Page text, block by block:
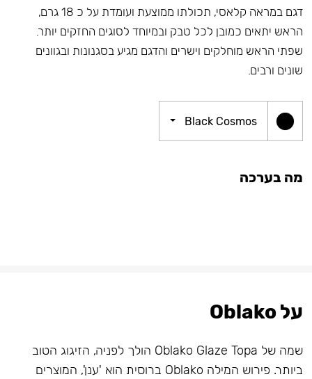
דגם במראה קלאסי, תכולתו ממוצעת ועומדת על כ 18 גרם,
הראש יתאים כמובן לכל טבק ובמיוחד לסוגים החזקים יותר.
שפתי הראש מוחלקים וישרים והדגם מגיע בסגנונות ובגוונים
שונים ורבים.
Black Cosmos
מה בערכה
על Oblako
שמה של Oblako Glaze Topa הולך לפניה, הזיגוג הטוב
ביותר. פירוש המילה Oblako ברוסית הוא 'ענן', המוצרים